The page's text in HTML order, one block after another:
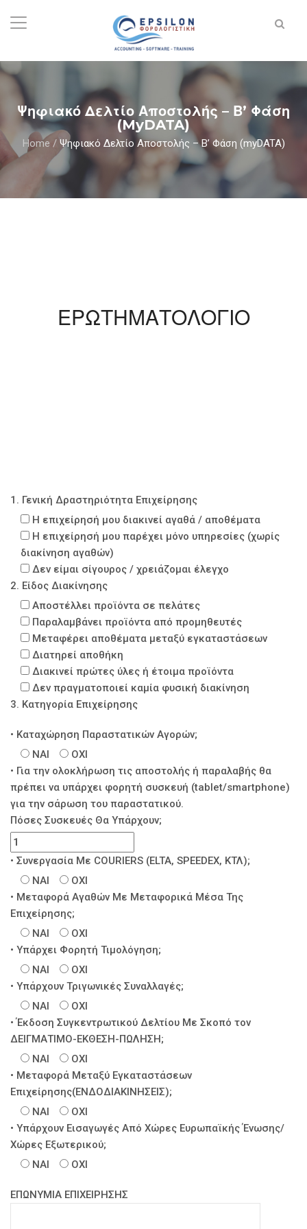
Ψηφιακό Δελτίο Αποστολής – Β’ Φάση
(myDATA)
Home / Ψηφιακό Δελτίο Αποστολής – Β’ Φάση (myDATA)
ΕΡΩΤΗΜΑΤΟΛΟΓΙΟ
1. Γενική Δραστηριότητα Επιχείρησης
Η επιχείρησή μου διακινεί αγαθά / αποθέματα
Η επιχείρησή μου παρέχει μόνο υπηρεσίες (χωρίς
διακίνηση αγαθών)
Δεν είμαι σίγουρος / χρειάζομαι έλεγχο
2. Είδος Διακίνησης
Αποστέλλει προϊόντα σε πελάτες
Παραλαμβάνει προϊόντα από προμηθευτές
Μεταφέρει αποθέματα μεταξύ εγκαταστάσεων
Διατηρεί αποθήκη
Διακινεί πρώτες ύλες ή έτοιμα προϊόντα
Δεν πραγματοποιεί καμία φυσική διακίνηση
3. Κατηγορία Επιχείρησης
• Καταχώρηση Παραστατικών Αγορών;
ΝΑΙ
ΟΧΙ
• Για την ολοκλήρωση τις αποστολής ή παραλαβής θα
πρέπει να υπάρχει φορητή συσκευή (tablet/smartphone)
για την σάρωση του παραστατικού.
Πόσες Συσκευές Θα Υπάρχουν;
• Συνεργασία Με COURIERS (ELTA, SPEEDEX, ΚΤΛ);
ΝΑΙ
ΟΧΙ
• Μεταφορά Αγαθών Με Μεταφορικά Μέσα Της
Επιχείρησης;
ΝΑΙ
ΟΧΙ
• Υπάρχει Φορητή Τιμολόγηση;
ΝΑΙ
ΟΧΙ
• Υπάρχουν Τριγωνικές Συναλλαγές;
ΝΑΙ
ΟΧΙ
• Έκδοση Συγκεντρωτικού Δελτίου Με Σκοπό τον
ΔΕΙΓΜΑΤΙΜΟ-ΕΚΘΕΣΗ-ΠΩΛΗΣΗ;
ΝΑΙ
ΟΧΙ
• Μεταφορά Μεταξύ Εγκαταστάσεων
Επιχείρησης(ΕΝΔΟΔΙΑΚΙΝΗΣΕΙΣ);
ΝΑΙ
ΟΧΙ
• Υπάρχουν Εισαγωγές Από Χώρες Ευρωπαϊκής Ένωσης/
Χώρες Εξωτερικού;
ΝΑΙ
ΟΧΙ
ΕΠΩΝΥΜΙΑ ΕΠΙΧΕΙΡΗΣΗΣ